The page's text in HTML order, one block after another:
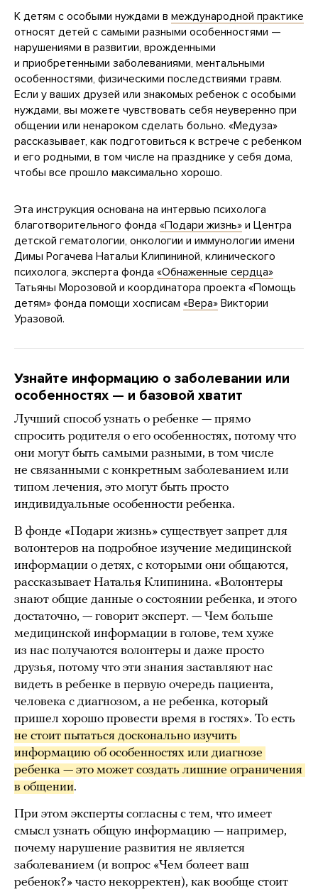
К детям с особыми нуждами в международной практике
относят детей с самыми разными особенностями —
нарушениями в развитии, врожденными
и приобретенными заболеваниями, ментальными
особенностями, физическими последствиями травм.
Если у ваших друзей или знакомых ребенок с особыми
нуждами, вы можете чувствовать себя неуверенно при
общении или ненароком сделать больно. «Медуза»
рассказывает, как подготовиться к встрече с ребенком
и его родными, в том числе на празднике у себя дома,
чтобы все прошло максимально хорошо.
Эта инструкция основана на интервью психолога
благотворительного фонда «Подари жизнь» и Центра
детской гематологии, онкологии и иммунологии имени
Димы Рогачева Натальи Клипининой, клинического
психолога, эксперта фонда «Обнаженные сердца»
Татьяны Морозовой и координатора проекта «Помощь
детям» фонда помощи хосписам «Вера» Виктории
Уразовой.
Узнайте информацию о заболевании или
особенностях — и базовой хватит
Лучший способ узнать о ребенке — прямо
спросить родителя о его особенностях, потому что
они могут быть самыми разными, в том числе
не связанными с конкретным заболеванием или
типом лечения, это могут быть просто
индивидуальные особенности ребенка.
В фонде «Подари жизнь» существует запрет для
волонтеров на подробное изучение медицинской
информации о детях, с которыми они общаются,
рассказывает Наталья Клипинина. «Волонтеры
знают общие данные о состоянии ребенка, и этого
достаточно, — говорит эксперт. — Чем больше
медицинской информации в голове, тем хуже
из нас получаются волонтеры и даже просто
друзья, потому что эти знания заставляют нас
видеть в ребенке в первую очередь пациента,
человека с диагнозом, а не ребенка, который
пришел хорошо провести время в гостях». То есть
не стоит пытаться досконально изучить
информацию об особенностях или диагнозе
ребенка — это может создать лишние ограничения
в общении.
При этом эксперты согласны с тем, что имеет
смысл узнать общую информацию — например,
почему нарушение развития не является
заболеванием (и вопрос «Чем болеет ваш
ребенок?» часто некорректен), как вообще стоит